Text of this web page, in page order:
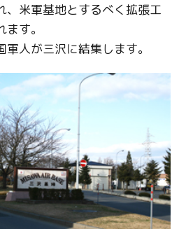
、米軍基地とするべく拡張工
す。
人が三沢に結集します。